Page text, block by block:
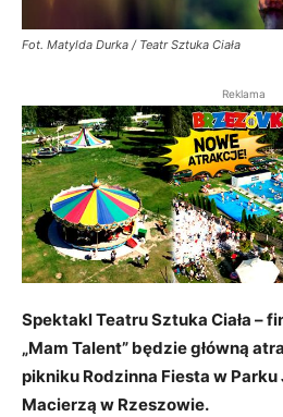
Fot. Matylda Durka / Teatr Sztuka Ciała
Reklama
Spektakl Teatru Sztuka Ciała –
„Mam Talent” będzie główną
pikniku Rodzinna Fiesta w
Macierzą w Rzeszowie.